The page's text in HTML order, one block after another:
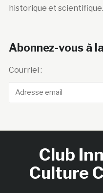
historique et scientifique.
Abonnez-vous à
Courriel :
Club
Culture